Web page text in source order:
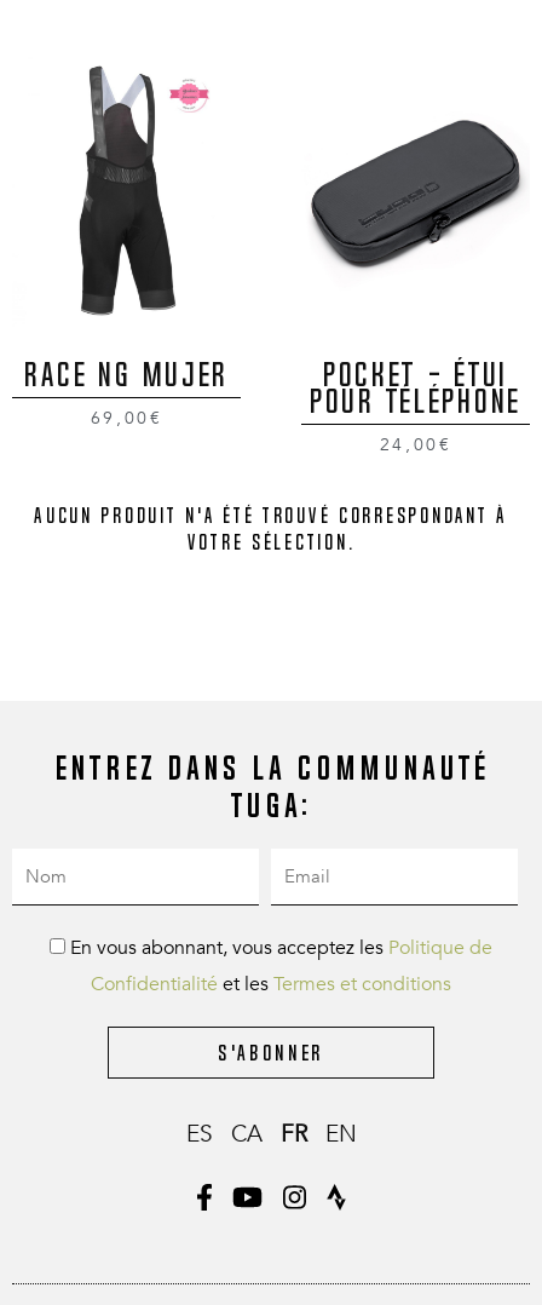
RACE NG MUJER
69,00€
POCKET - ÉTUI
POUR TÉLÉPHONE
24,00€
Aucun produit n'a été trouvé correspondant à
votre sélection.
Entrez dans la communauté
Tuga:
En vous abonnant, vous acceptez les Politique de
Confidentialité et lesTermes et conditions
S'abonner
ES CA FR EN